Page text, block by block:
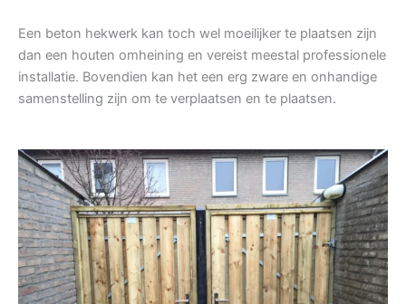
Een beton hekwerk kan toch wel moeilijker te plaatsen zijn
dan een houten omheining en vereist meestal professionele
installatie. Bovendien kan het een erg zware en onhandige
samenstelling zijn om te verplaatsen en te plaatsen.